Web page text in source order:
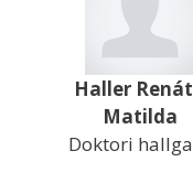
Haller
Matilda
Doktori